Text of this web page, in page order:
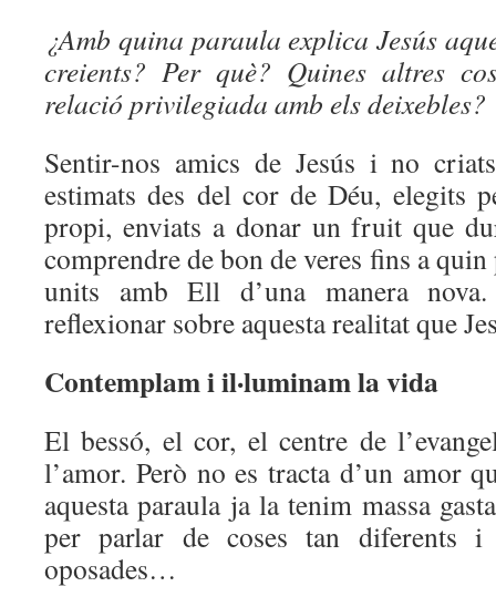
¿Amb quina paraula explica Jesús
creients? Per què? Quines altres
relació privilegiada amb els deixebles?
Sentir-nos amics de Jesús i no
estimats des del cor de Déu, elegits
propi, enviats a donar un fruit que
comprendre de bon de veres fins a
units amb Ell d’una manera
reflexionar sobre aquesta realitat que
Contemplam i il·luminam la vida
El bessó, el cor, el centre de
l’amor. Però no es tracta d’un amor
aquesta paraula ja la tenim massa
per parlar de coses tan diferents
oposades…